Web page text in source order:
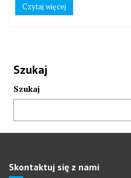
Czytaj więcej
Szukaj
Szukaj
Skontaktuj się z nami